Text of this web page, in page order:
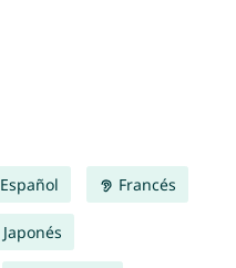
Español Francés
Japonés